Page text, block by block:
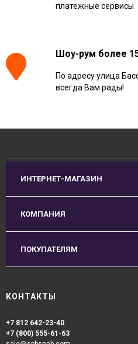
платежные сервисы
Шоу-рум более
По адресу улица
всегда Вам рады!
ИНТЕРНЕТ-МАГАЗИН
КОМПАНИЯ
ПОКУПАТЕЛЯМ
КОНТАКТЫ
+7 812 642-23-40
+7 (800) 555-61-63